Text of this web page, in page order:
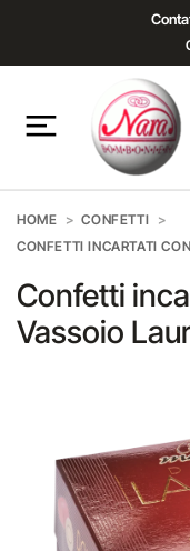
HOME
CONFETTI
CONFETTI INCARTATI
Confetti
Vassoio